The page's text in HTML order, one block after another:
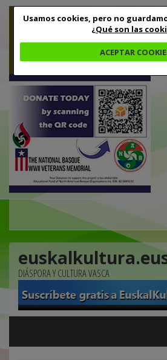
Usamos cookies, pero no
¿Qué son las
ACEPTAR
DIÁSPORA Y CULTURA VASCA